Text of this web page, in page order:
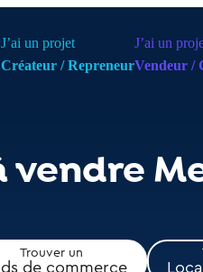
J’ai un projet
Créateur / Repreneur
J’ai un
Vendeur /
Trouver un
de commerce